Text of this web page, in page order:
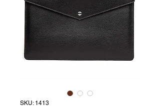
SKU: 1413